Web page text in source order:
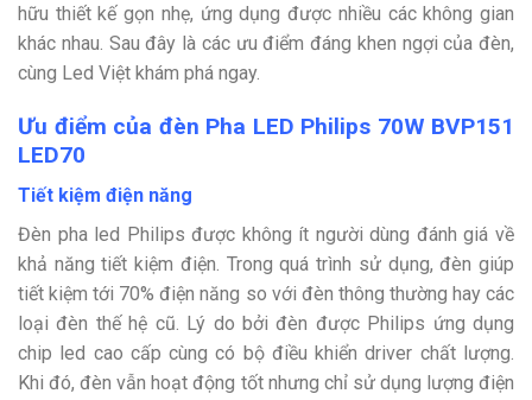
hữu thiết kế gọn nhẹ, ứng dụng được nhiều các không gian
khác nhau. Sau đây là các ưu điểm đáng khen ngợi của đèn,
cùng Led Việt khám phá ngay.
Ưu điểm của đèn Pha LED Philips 70W BVP151
LED70
Tiết kiệm điện năng
Đèn pha led Philips được không ít người dùng đánh giá về
khả năng tiết kiệm điện. Trong quá trình sử dụng, đèn giúp
tiết kiệm tới 70% điện năng so với đèn thông thường hay các
loại đèn thế hệ cũ. Lý do bởi đèn được Philips ứng dụng
chip led cao cấp cùng có bộ điều khiển driver chất lượng.
Khi đó, đèn vẫn hoạt động tốt nhưng chỉ sử dụng lượng điện